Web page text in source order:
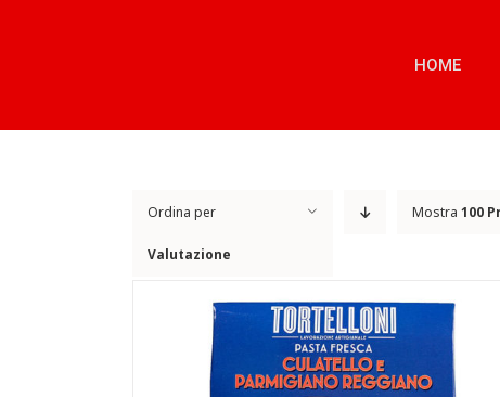
HOME
Ordina per
Valutazione
Mostra 100